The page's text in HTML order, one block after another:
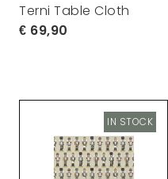
Terni Table Cloth
69,90
IN STOCK